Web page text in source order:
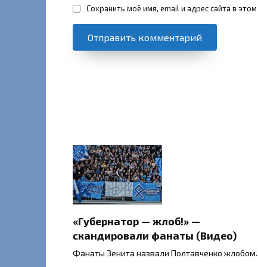
Сохранить моё имя, email и адрес сайта в
«Губернатор — жлоб!» —
скандировали фанаты (Видео)
Фанаты Зенита назвали Полтавченко жлобом.